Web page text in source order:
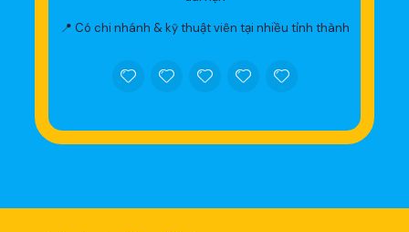
📍 Có chi nhánh & kỹ thuật viên tại nhiều tỉnh thành